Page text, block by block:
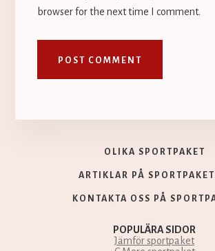
browser for the next time I comment.
OLIKA SPORTPAKET
ARTIKLAR PÅ
KONTAKTA OSS PÅ
POPULÄRA SIDOR
Jämför sportpaket